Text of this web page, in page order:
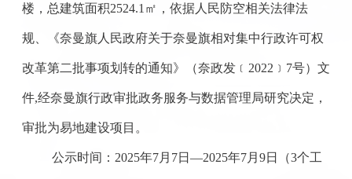
楼 ，总建筑面积2524.1 ㎡ ， 依据人民防空相关法律法
规、《奈曼旗人民政府关于奈曼旗相对集中行政许可权
改革第二批事项划转的通知》（奈政发﹝ 2022 ﹞ 7号） 文
件,经奈曼旗行政审批政务服务与数据管理局研究决定，
审批为易地建设项目。
公示时间： 2025年7月 7日—2025年7月9日（3个工